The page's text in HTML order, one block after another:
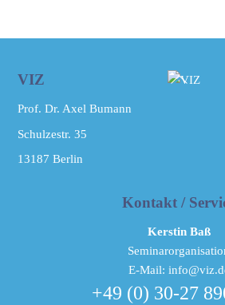
Back
VIZ
Prof. Dr. Axel Bumann
Schulzestr. 35
13187 Berlin
Kontakt /
Kerstin Baß
E-Mail:
+49 (0) 30-27